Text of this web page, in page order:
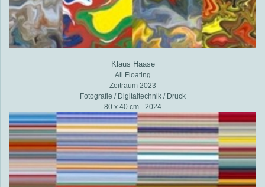
Klaus Haase
All Floating
Zeitraum 2023
Fotografie / Digitaltechnik / Druck
80 x 40 cm - 2024